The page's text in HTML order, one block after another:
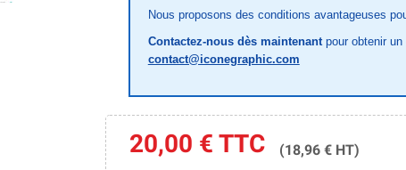
Nous proposons des conditions avantageuses
Contactez-nous dès maintenantpour obtenir un
contact@iconegraphic.com
20,00 € TTC (18,96 € HT)